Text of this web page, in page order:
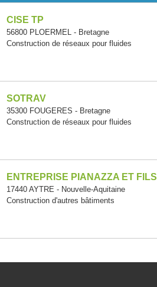
CISE TP
56800 PLOERMEL - Bretagne
Construction de réseaux pour fluides
SOTRAV
35300 FOUGERES - Bretagne
Construction de réseaux pour fluides
ENTREPRISE PIANAZZA ET FILS
17440 AYTRE - Nouvelle-Aquitaine
Construction d'autres bâtiments